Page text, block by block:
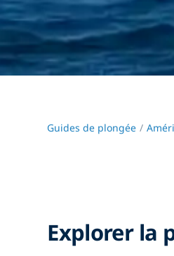
Guides de plongée
Explorer la